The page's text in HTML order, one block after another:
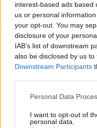
interest-based ads based
us or personal
your opt-out. You may
disclosure of your
IAB’s list of downstream
also be disclosed by us
Downstream Participants
Please note that this
not limited to your visit or
grant or deny consent to
Personal Data
I want to opt-out of
personal data.
του.
Πώς γιγαντώθηκε
Όπως επισημαίνει ο
δικηγόρος Στράτος
σήμερα γιγαντωθεί
αλλοδαπούς (φυσικά